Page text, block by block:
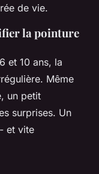
de vie.
la pointure
et 10 ans, la
Même
un petit
surprises. Un
et vite